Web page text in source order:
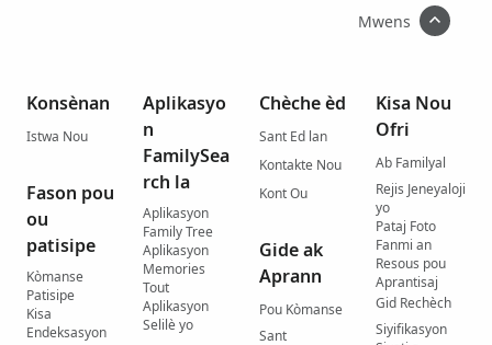
Mwens
Konsènan
Istwa Nou
Fason pou
ou
patisipe
Kòmanse
Patisipe
Kisa
Endeksasyon
Aplikasyo
n
FamilySea
rch la
Aplikasyon
Family Tree
Aplikasyon
Memories
Tout
Aplikasyon
Selilè yo
Chèche èd
Sant Ed lan
Kontakte Nou
Kont Ou
Gide ak
Aprann
Pou Kòmanse
Sant
Kisa Nou
Ofri
Ab Familyal
Rejis Jeneyaloji
yo
Pataj Foto
Fanmi an
Resous pou
Aprantisaj
Gid Rechèch
Siyifikasyon